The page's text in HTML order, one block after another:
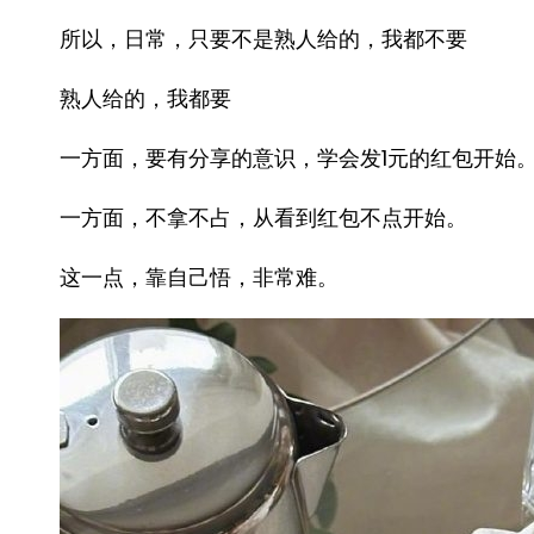
所以，日常，只要不是熟人给的，我都不要
熟人给的，我都要
一方面，要有分享的意识，学会发1元的红包开始
一方面，不拿不占，从看到红包不点开始。
这一点，靠自己悟，非常难。